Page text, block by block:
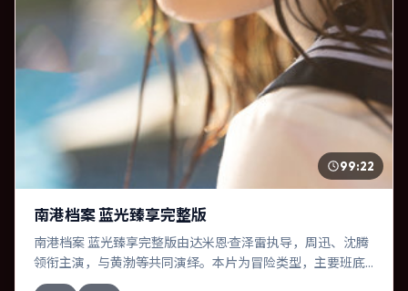
99:22
南港档案 蓝光臻享完整版
南港档案 蓝光臻享完整版由达米恩·查泽雷执导，周迅、沈腾
领衔主演，与黄渤等共同演绎。本片为冒险类型，主要班底
与取景来自加拿大。一次跨国行动在暴雨夜失控，信任瞬间